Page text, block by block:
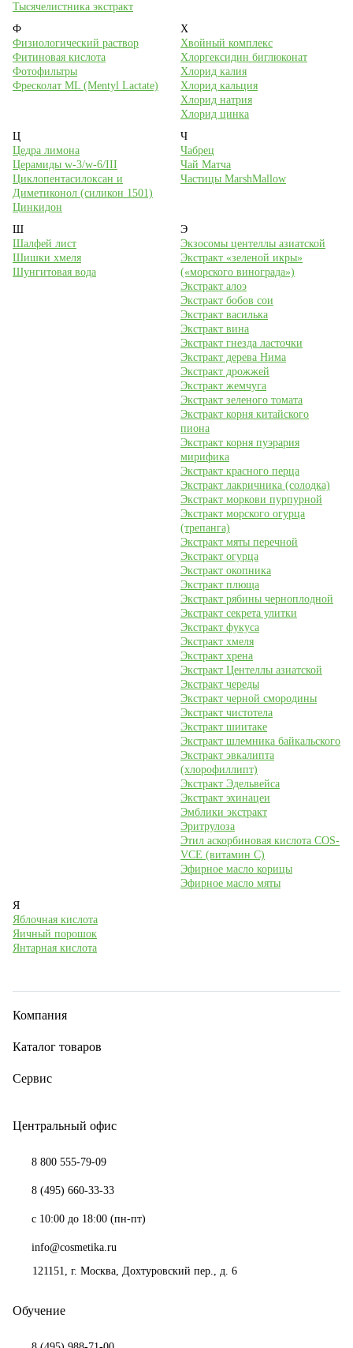
Тысячелистника экстракт
Ф
Физиологический раствор
Фитиновая кислота
Фотофильтры
Фресколат ML (Mentyl Lactate)
Х
Хвойный комплекс
Хлоргексидин биглюконат
Хлорид калия
Хлорид кальция
Хлорид натрия
Хлорид цинка
Ц
Цедра лимона
Церамиды w-3/w-6/III
Циклопентасилоксан и
Диметиконол (силикон 1501)
Цинкидон
Ч
Чабрец
Чай Матча
Частицы MarshMallow
Ш
Шалфей лист
Шишки хмеля
Шунгитовая вода
Э
Экзосомы центеллы азиатской
Экстракт «зеленой икры»
(«морского винограда»)
Экстракт алоэ
Экстракт бобов сои
Экстракт василька
Экстракт вина
Экстракт гнезда ласточки
Экстракт дерева Нима
Экстракт дрожжей
Экстракт жемчуга
Экстракт зеленого томата
Экстракт корня китайского
пиона
Экстракт корня пуэрария
мирифика
Экстракт красного перца
Экстракт лакричника (солодка)
Экстракт моркови пурпурной
Экстракт морского огурца
(трепанга)
Экстракт мяты перечной
Экстракт огурца
Экстракт окопника
Экстракт плюща
Экстракт рябины черноплодной
Экстракт секрета улитки
Экстракт фукуса
Экстракт хмеля
Экстракт хрена
Экстракт Центеллы азиатской
Экстракт череды
Экстракт черной смородины
Экстракт чистотела
Экстракт шиитаке
Экстракт шлемника байкальского
Экстракт эвкалипта
(хлорофиллипт)
Экстракт Эдельвейса
Экстракт эхинацеи
Эмблики экстракт
Эритрулоза
Этил аскорбиновая кислота COS-
VCE (витамин С)
Эфирное масло корицы
Эфирное масло мяты
Я
Яблочная кислота
Яичный порошок
Янтарная кислота
Компания
Каталог товаров
Сервис
Центральный офис
8 800 555-79-09
8 (495) 660-33-33
с 10:00 до 18:00 (пн-пт)
info@cosmetika.ru
121151, г. Москва, Дохтуровский пер., д. 6
Обучение